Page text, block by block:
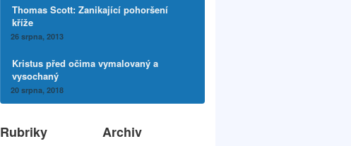
Thomas Scott: Zanikající pohoršení
kříže
26 srpna, 2013
Kristus před očima vymalovaný a
vysochaný
20 srpna, 2018
Rubriky Archiv